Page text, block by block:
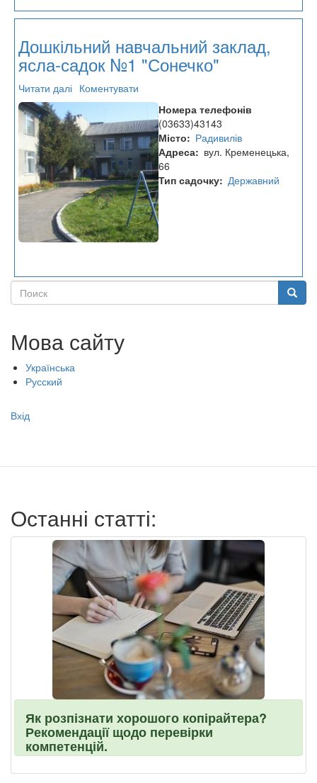
Дошкільний навчальний заклад,
ясла-садок №1 "Сонечко"
Читати далі про
Дошкільний
навчальний
заклад,
ясла-
садок
№1
"Сонечко"
Коментувати
Номера телефонів
(03633)43143
Місто
Радивилів
Адреса
вул. Кременецька,
66
Тип садочку Державний
Поиск Поиск
Мова сайту
Українська
Русский
Меню
записи
Вхід
Останні статті:
Як розпізнати хорошого копірайтера?
Рекомендації щодо перевірки
компетенцій.